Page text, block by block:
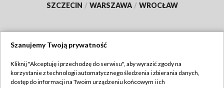
SZCZECIN / WARSZAWA / WROCŁAW
TVP
Szanujemy Twoją prywatność
Kliknij "Akceptuję i przechodzę do serwisu", aby wyrazić zgody na
korzystanie z technologii automatycznego śledzenia i zbierania danych,
dostęp do informacji na Twoim urządzeniu końcowym i ich